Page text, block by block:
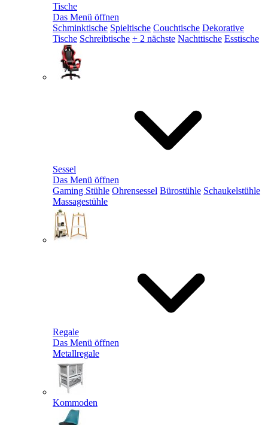
Tische
Das Menü öffnen
Schminktische Spieltische Couchtische Dekorative
Tische Schreibtische + 2 nächste Nachttische Esstische
Sessel
Das Menü öffnen
Gaming Stühle Ohrensessel Bürostühle Schaukelstühle
Massagestühle
Regale
Das Menü öffnen
Metallregale
Kommoden